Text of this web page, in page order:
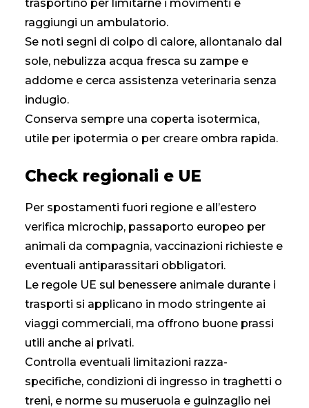
trasportino per limitarne i movimenti e
raggiungi un ambulatorio.
Se noti segni di colpo di calore, allontanalo dal
sole, nebulizza acqua fresca su zampe e
addome e cerca assistenza veterinaria senza
indugio.
Conserva sempre una coperta isotermica,
utile per ipotermia o per creare ombra rapida.
Check regionali e UE
Per spostamenti fuori regione e all’estero
verifica microchip, passaporto europeo per
animali da compagnia, vaccinazioni richieste e
eventuali antiparassitari obbligatori.
Le regole UE sul benessere animale durante i
trasporti si applicano in modo stringente ai
viaggi commerciali, ma offrono buone prassi
utili anche ai privati.
Controlla eventuali limitazioni razza-
specifiche, condizioni di ingresso in traghetti o
treni, e norme su museruola e guinzaglio nei